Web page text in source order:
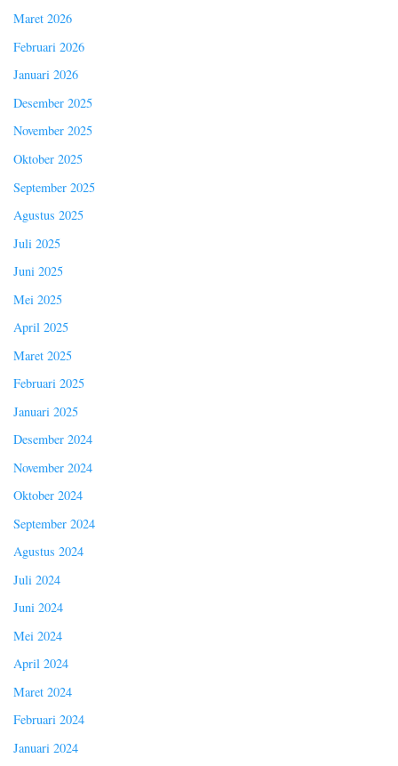
Maret 2026
Februari 2026
Januari 2026
Desember 2025
November 2025
Oktober 2025
September 2025
Agustus 2025
Juli 2025
Juni 2025
Mei 2025
April 2025
Maret 2025
Februari 2025
Januari 2025
Desember 2024
November 2024
Oktober 2024
September 2024
Agustus 2024
Juli 2024
Juni 2024
Mei 2024
April 2024
Maret 2024
Februari 2024
Januari 2024